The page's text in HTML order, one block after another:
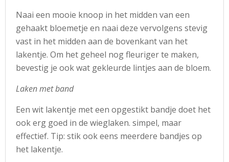
Naai een mooie knoop in het midden van een
gehaakt bloemetje en naai deze vervolgens stevig
vast in het midden aan de bovenkant van het
lakentje. Om het geheel nog fleuriger te maken,
bevestig je ook wat gekleurde lintjes aan de bloem.
Laken met band
Een wit lakentje met een opgestikt bandje doet het
ook erg goed in de wieglaken. simpel, maar
effectief. Tip: stik ook eens meerdere bandjes op
het lakentje.